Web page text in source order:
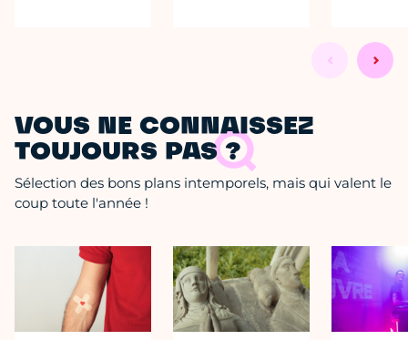
VOUS NE CONNAISSEZ
TOUJOURS PAS ?
Sélection des bons plans intemporels, mais qui valent le
coup toute l'année !